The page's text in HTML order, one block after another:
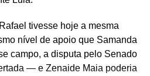
tivesse hoje a mesma
nível de apoio que Samanda
campo, a disputa pelo Senado
— e Zenaide Maia poderia